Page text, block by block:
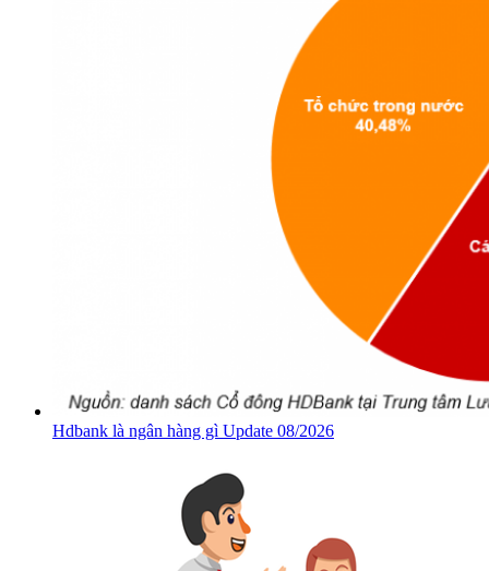
Hdbank là ngân hàng gì Update 08/2026